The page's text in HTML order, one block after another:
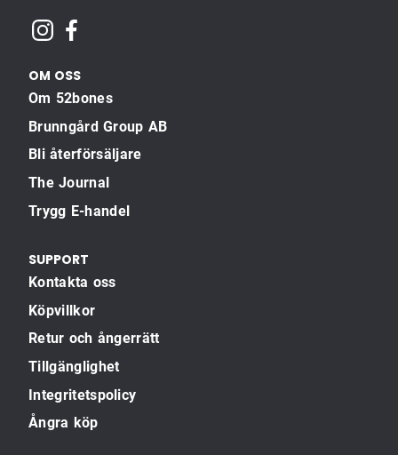
OM OSS
Om 52bones
Brunngård Group AB
Bli återförsäljare
The Journal
Trygg E-handel
SUPPORT
Kontakta oss
Köpvillkor
Retur och ångerrätt
Tillgänglighet
Integritetspolicy
Ångra köp